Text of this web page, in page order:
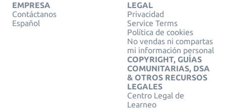
EMPRESA
Contáctanos
Español
LEGAL
Privacidad
Service Terms
Política de cookies
No vendas ni compartas
mi información personal
COPYRIGHT, GUÍAS
COMUNITARIAS, DSA
& OTROS RECURSOS
LEGALES
Centro Legal de
Learneo